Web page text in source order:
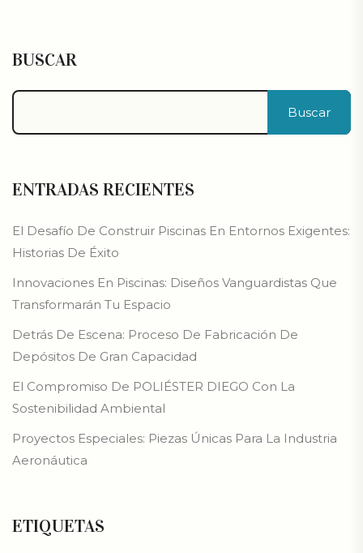
BUSCAR
Buscar
ENTRADAS RECIENTES
El Desafío De Construir Piscinas En Entornos Exigentes:
Historias De Éxito
Innovaciones En Piscinas: Diseños Vanguardistas Que
Transformarán Tu Espacio
Detrás De Escena: Proceso De Fabricación De
Depósitos De Gran Capacidad
El Compromiso De POLIÉSTER DIEGO Con La
Sostenibilidad Ambiental
Proyectos Especiales: Piezas Únicas Para La Industria
Aeronáutica
ETIQUETAS